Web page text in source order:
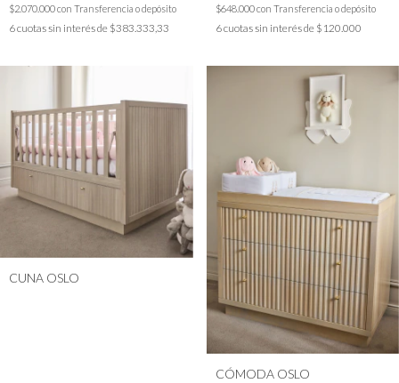
$2.070.000con Transferencia o depósito
6cuotas sin interés de $383.333,33
$648.000con Transferencia o depósito
6cuotas sin interés de $120.000
CUNA OSLO
CÓMODA OSLO